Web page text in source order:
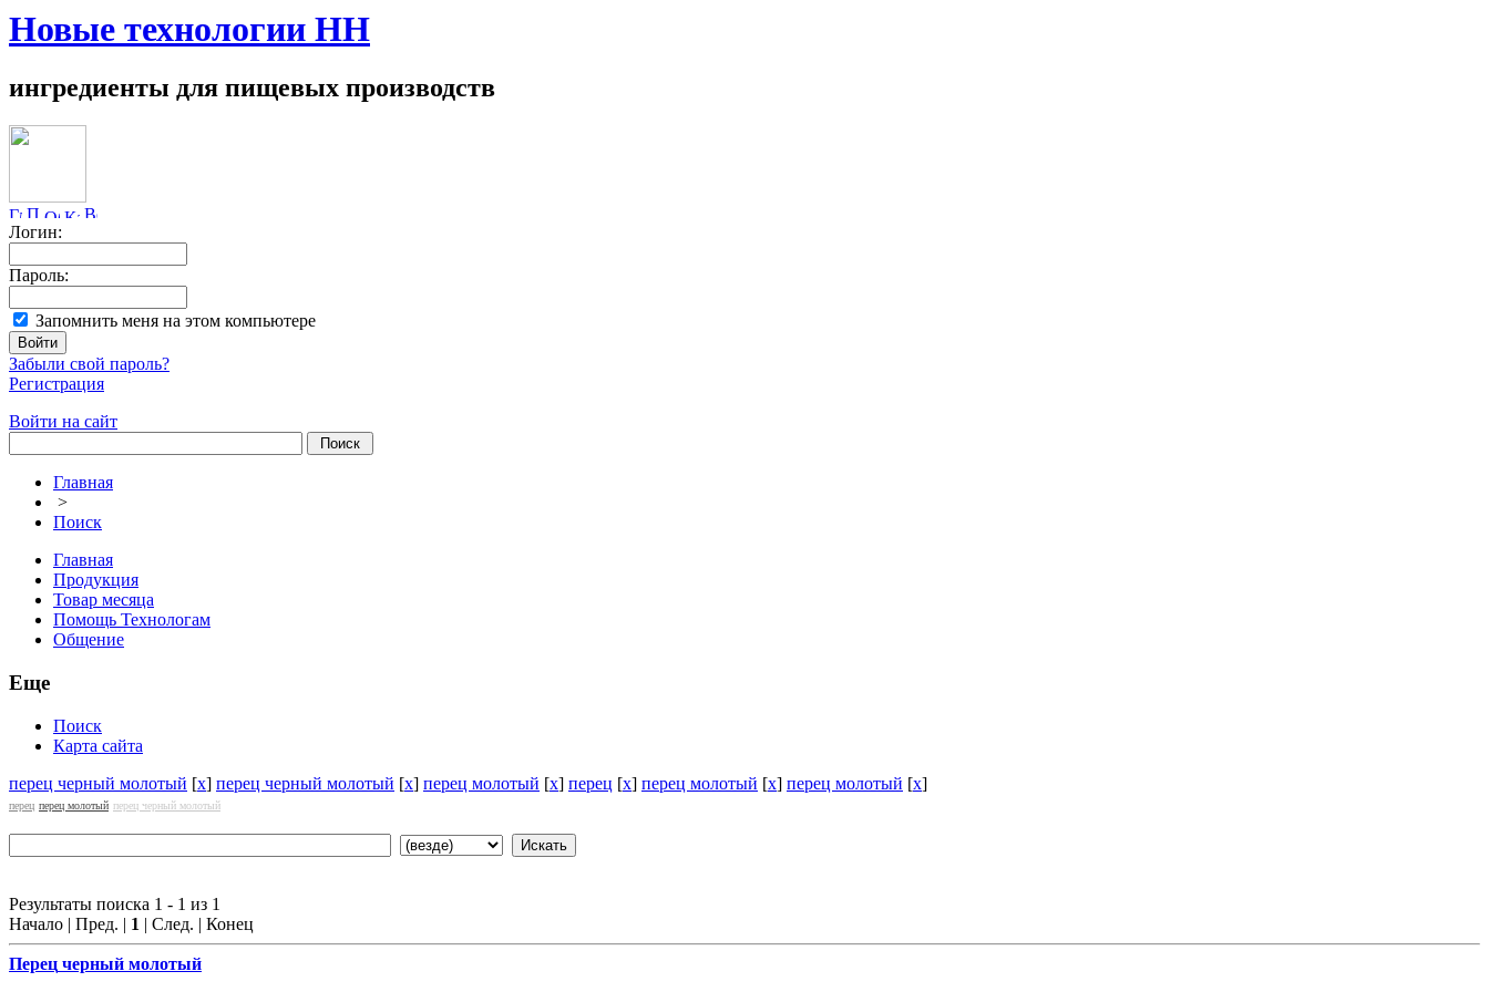
Новые технологии НН
ингредиенты для пищевых производств
Логин:
Пароль:
Запомнить меня на этом компьютере
Забыли свой пароль?
Регистрация
Войти на сайт
Главная
>
Поиск
Главная
Продукция
Товар месяца
Помощь Технологам
Общение
Еще
Поиск
Карта сайта
перец черный молотый [x] перец черный молотый [x] перец молотый [x] перец [x] перец молотый [x] перец молотый [x]
перец перец молотый перец черный молотый
Результаты поиска 1 - 1 из 1
Начало | Пред. | 1 | След. | Конец
Перец черный молотый